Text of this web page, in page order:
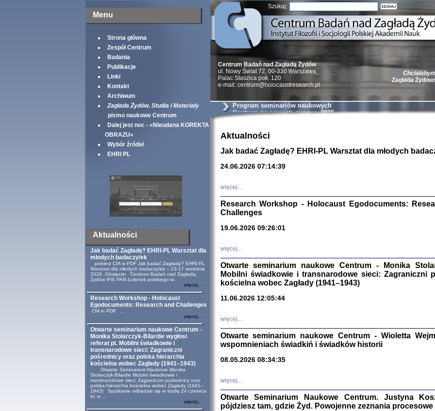
Menu
Strona główna
Zespół Centrum
Badania
Publikacje
Linki
Kontakt
Archiwum
Zagłada Żydów. Studia i Materiały
pismo naukowe Centrum
Dalej jest noc - »Nieudana KOREKTA
OBRAZU«
Wybór źródeł
EHRI PL
Aktualności
Jak badać Zagładę? EHRI-PL Warsztat dla
młodych badaczy/ek
pobierz CfA w PDF Jak badać Zagładę? EHRI-PL
Warsztat dla młodych badaczy/ek – 13-17 września
2026, Oświęcim Centrum Badań nad Zagładą
Żydów IFiS PAN (członek polskiego w...
więcej...
Research Workshop - Holocaust
Egodocuments: Research and Challenges
CfA in PDF ...
więcej...
Otwarte seminarium naukowe Centrum -
Monika Stolarczyk-Bilardie wygłosi
referat pt. Mobilni świadkowie i
transnarodowe sieci: Zagraniczni
pośrednicy oraz polska hierarchia
kościelna wobec Zagłady (1941–1943)
Otwarte Seminarium Naukowe Monika
Stolarczyk-Bilardie Mobilni świadkowie i
transnarodowe sieci: Zagraniczni pośrednicy oraz
polska hierarchia kościelna wobec Zagłady (1941–
1943) Spotkanie odbędzie się w środę 24 czerwca
br. w ...
więcej...
Szukaj:
Zagłada
Żydzi w
Natalia Aleksiun,
Deborah Dash
Turski, Laurence
oprac.
Warszawa
Centrum Badań nad Zagładą Żydów
ul. Nowy Świat 72, 00-330 Warszawa;
Palac Staszica pok. 120
e-mail: centrum@holocaustresearch.pl
Program seminariów naukowych
Centrum na semestr zimowy 2025
Aktualności
Jak badać Zagładę? EHRI-PL Warsztat dla młodych
24.06.2026 07:14:39
więcej...
Research Workshop - Holocaust Egodocuments:
Challenges
19.06.2026 09:26:01
więcej...
Otwarte seminarium naukowe Centrum - Monika
Mobilni świadkowie i transnarodowe sieci: Zagraniczni
kościelna wobec Zagłady (1941–1943)
11.06.2026 12:05:44
więcej...
Otwarte seminarium naukowe Centrum - Wioletta
wspomnieniach świadkiń i świadków historii
08.05.2026 08:34:35
więcej...
Otwarte Seminarium Naukowe Centrum. Justyna
pójdziesz tam, gdzie Żyd. Powojenne zeznania procesowe